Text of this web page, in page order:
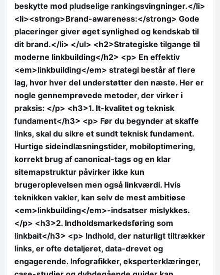
beskytte mod pludselige rankingsvingninger.</li>
<li><strong>Brand-awareness:</strong> Gode
placeringer giver øget synlighed og kendskab til
dit brand.</li> </ul> <h2>Strategiske tilgange til
moderne linkbuilding</h2> <p> En effektiv
<em>linkbuilding</em> strategi består af flere
lag, hvor hver del understøtter den næste. Her er
nogle gennemprøvede metoder, der virker i
praksis: </p> <h3>1. It-kvalitet og teknisk
fundament</h3> <p> Før du begynder at skaffe
links, skal du sikre et sundt teknisk fundament.
Hurtige sideindlæsningstider, mobiloptimering,
korrekt brug af canonical-tags og en klar
sitemapstruktur påvirker ikke kun
brugeroplevelsen men også linkværdi. Hvis
teknikken vakler, kan selv de mest ambitiøse
<em>linkbuilding</em>-indsatser mislykkes.
</p> <h3>2. Indholdsmarkedsføring som
linkbait</h3> <p> Indhold, der naturligt tiltrækker
links, er ofte detaljeret, data-drevet og
engagerende. Infografikker, eksperterklæringer,